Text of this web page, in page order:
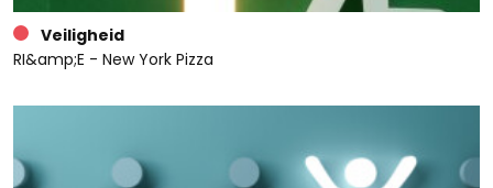
Veiligheid
RI&amp;E - New York Pizza